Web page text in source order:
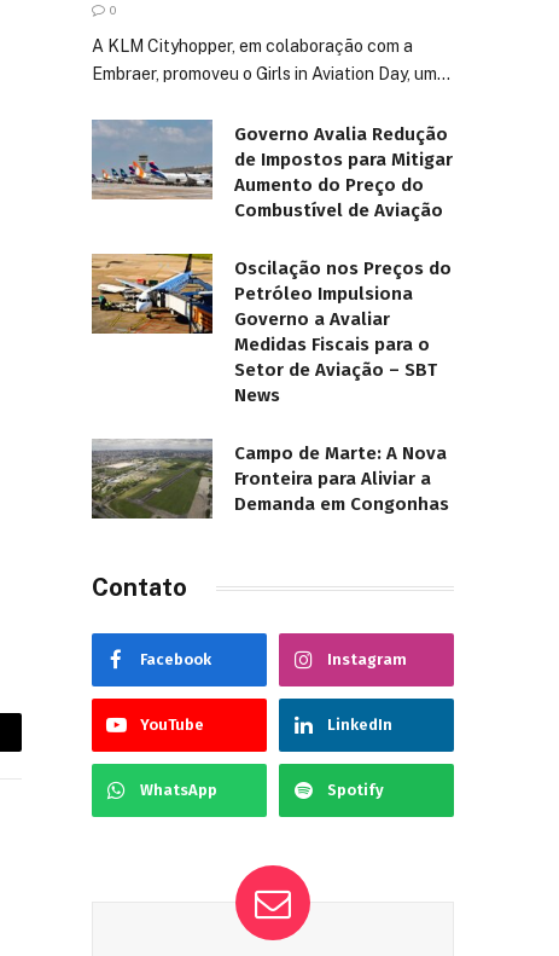
0
A KLM Cityhopper, em colaboração com a
Embraer, promoveu o Girls in Aviation Day, um…
Governo Avalia Redução
de Impostos para Mitigar
Aumento do Preço do
Combustível de Aviação
Oscilação nos Preços do
Petróleo Impulsiona
Governo a Avaliar
Medidas Fiscais para o
Setor de Aviação – SBT
News
Campo de Marte: A Nova
Fronteira para Aliviar a
Demanda em Congonhas
Contato
Facebook Instagram
YouTube LinkedIn
WhatsApp Spotify